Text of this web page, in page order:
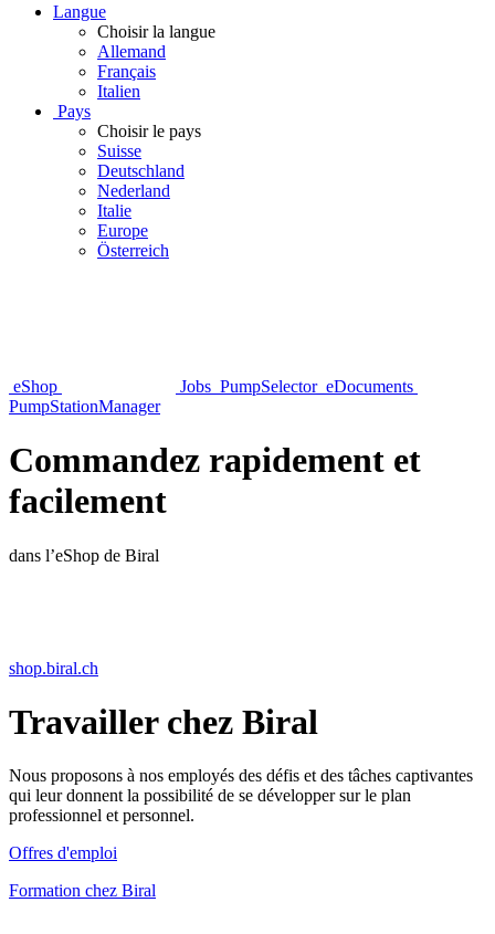
Langue
Choisir la langue
Allemand
Français
Italien
Pays
Choisir le pays
Suisse
Deutschland
Nederland
Italie
Europe
Österreich
eShop Jobs PumpSelector eDocuments
PumpStationManager
Commandez rapidement et
facilement
dans l’eShop de Biral
shop.biral.ch
Travailler chez Biral
Nous proposons à nos employés des défis et des tâches captivantes
qui leur donnent la possibilité de se développer sur le plan
professionnel et personnel.
Offres d'emploi
Formation chez Biral